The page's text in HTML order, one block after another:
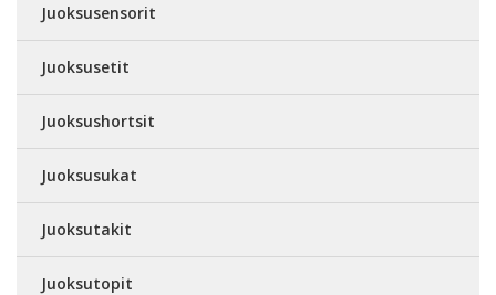
Juoksusensorit
Juoksusetit
Juoksushortsit
Juoksusukat
Juoksutakit
Juoksutopit